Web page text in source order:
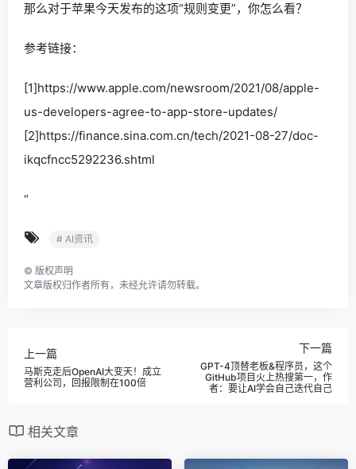
那么对于苹果今天发布的这项“规则变更”，你怎么看？
参考链接：
[1]https://www.apple.com/newsroom/2021/08/apple-
us-developers-agree-to-app-store-updates/
[2]https://finance.sina.com.cn/tech/2021-08-27/doc-
ikqcfncc5292236.shtml
“
# AI资讯
© 版权声明
文章版权归作者所有，未经允许请勿转载。
上一篇
马斯克走后OpenAI大变天！成立
营利公司，回报限制在100倍
下一篇
GPT-4顶替老板&程序员，这个
GitHub项目火上热搜第一，作
者：要让AI学会自己迭代自己
相关文章